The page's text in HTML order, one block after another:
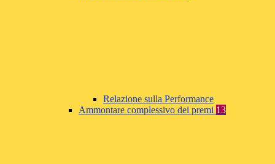
Relazione sulla Performance
Ammontare complessivo dei premi 13